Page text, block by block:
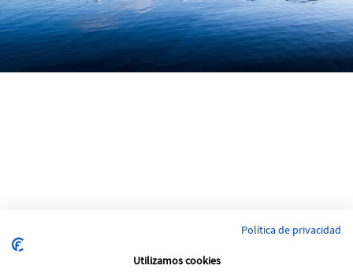
Política de privacidad
Utilizamos cookies